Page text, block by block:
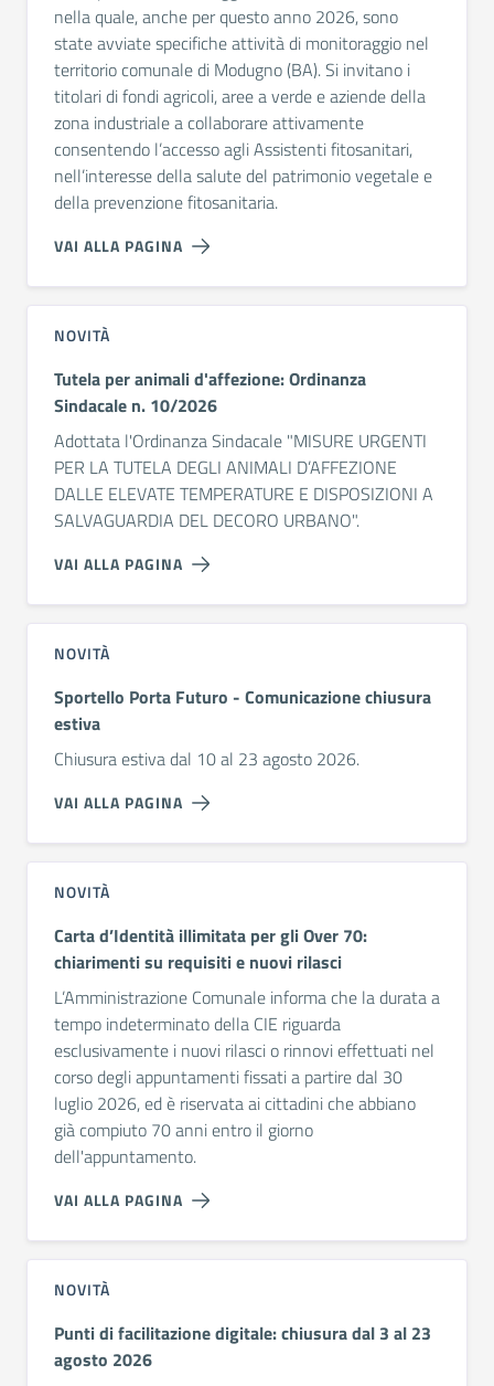
nella quale, anche per questo anno 2026, sono
state avviate specifiche attività di monitoraggio nel
territorio comunale di Modugno (BA). Si invitano i
titolari di fondi agricoli, aree a verde e aziende della
zona industriale a collaborare attivamente
consentendo l’accesso agli Assistenti fitosanitari,
nell’interesse della salute del patrimonio vegetale e
della prevenzione fitosanitaria.
VAI ALLA PAGINA
NOVITÀ
Tutela per animali d'affezione: Ordinanza
Sindacale n. 10/2026
Adottata l'Ordinanza Sindacale "MISURE URGENTI
PER LA TUTELA DEGLI ANIMALI D’AFFEZIONE
DALLE ELEVATE TEMPERATURE E DISPOSIZIONI A
SALVAGUARDIA DEL DECORO URBANO".
VAI ALLA PAGINA
NOVITÀ
Sportello Porta Futuro - Comunicazione chiusura
estiva
Chiusura estiva dal 10 al 23 agosto 2026.
VAI ALLA PAGINA
NOVITÀ
Carta d’Identità illimitata per gli Over 70:
chiarimenti su requisiti e nuovi rilasci
L’Amministrazione Comunale informa che la durata a
tempo indeterminato della CIE riguarda
esclusivamente i nuovi rilasci o rinnovi effettuati nel
corso degli appuntamenti fissati a partire dal 30
luglio 2026, ed è riservata ai cittadini che abbiano
già compiuto 70 anni entro il giorno
dell'appuntamento.
VAI ALLA PAGINA
NOVITÀ
Punti di facilitazione digitale: chiusura dal 3 al 23
agosto 2026